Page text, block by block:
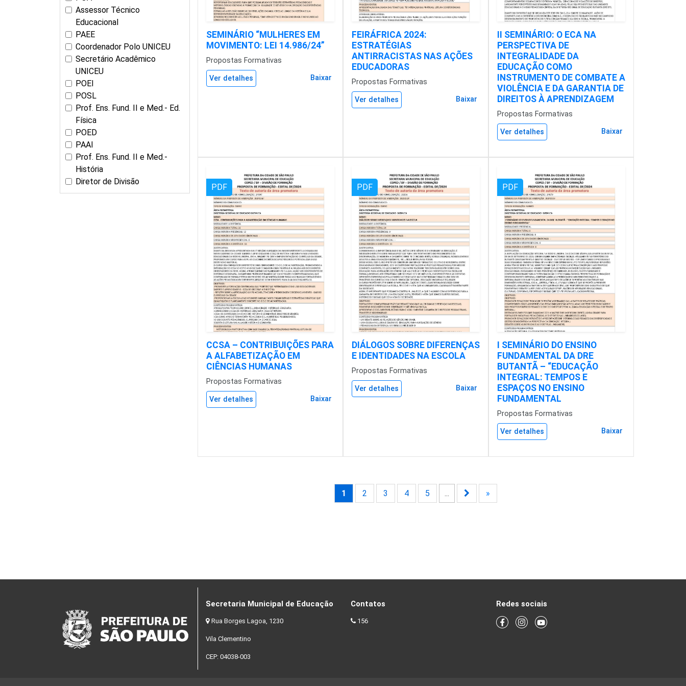
Assessor Técnico
Educacional
PAEE
Coordenador Polo UNICEU
Secretário Acadêmico
UNICEU
POEI
POSL
Prof. Ens. Fund. II e Med.- Ed.
Física
POED
PAAI
Prof. Ens. Fund. II e Med.-
História
Diretor de Divisão
SEMINÁRIO “MULHERES EM
MOVIMENTO: LEI 14.986/24”
Propostas Formativas
Ver detalhes Baixar
FEIRÁFRICA 2024:
ESTRATÉGIAS
ANTIRRACISTAS NAS AÇÕES
EDUCADORAS
Propostas Formativas
Ver detalhes Baixar
II SEMINÁRIO: O ECA NA
PERSPECTIVA DE
INTEGRALIDADE DA
EDUCAÇÃO COMO
INSTRUMENTO DE COMBATE A
VIOLÊNCIA E DA GARANTIA DE
DIREITOS À APRENDIZAGEM
Propostas Formativas
Ver detalhes Baixar
PDF
CCSA – CONTRIBUIÇÕES PARA
A ALFABETIZAÇÃO EM
CIÊNCIAS HUMANAS
Propostas Formativas
Ver detalhes Baixar
PDF
DIÁLOGOS SOBRE DIFERENÇAS
E IDENTIDADES NA ESCOLA
Propostas Formativas
Ver detalhes Baixar
PDF
I SEMINÁRIO DO ENSINO
FUNDAMENTAL DA DRE
BUTANTÃ – “EDUCAÇÃO
INTEGRAL: TEMPOS E
ESPAÇOS NO ENSINO
FUNDAMENTAL
Propostas Formativas
Ver detalhes Baixar
1 2 3 4 5 ... »
Secretaria Municipal de Educação
Rua Borges Lagoa, 1230
Vila Clementino
CEP: 04038-003
Contatos
156
Redes sociais